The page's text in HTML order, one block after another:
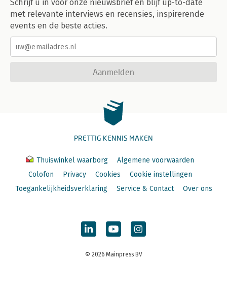
Schrijf u in voor onze nieuwsbrief en blijf up-to-date
met relevante interviews en recensies, inspirerende
events en de beste acties.
Aanmelden
PRETTIG KENNIS MAKEN
Thuiswinkel waarborg
Algemene voorwaarden
Colofon
Privacy Cookies
Cookie instellingen
Toegankelijkheidsverklaring
Service & Contact Over ons
© 2026 Mainpress BV